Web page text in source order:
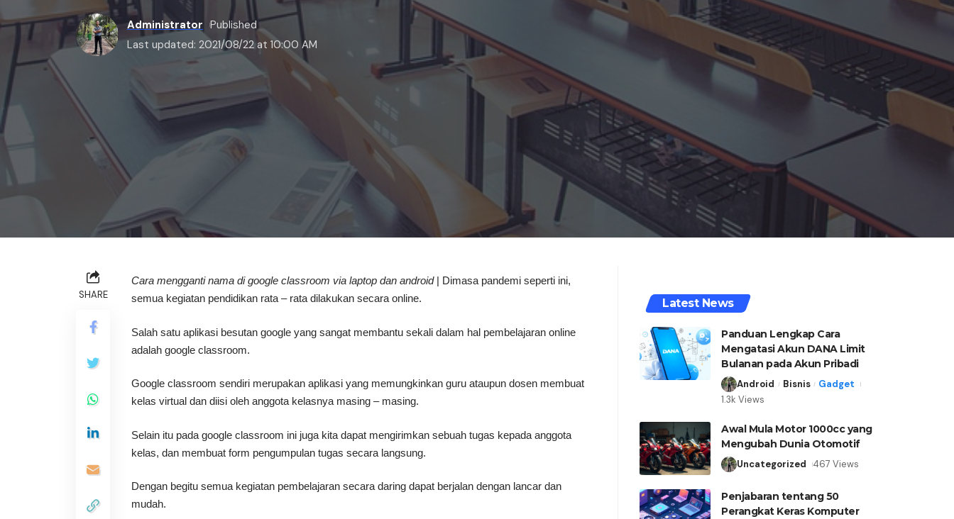
Last updated: 2021/08/22 at 10:00 AM
Administrator Published
SHARE
Cara mengganti nama di google classroom via laptop dan android| Dimasa pandemi seperti ini,
semua kegiatan pendidikan rata – rata dilakukan secara online.
Salah satu aplikasi besutan google yang sangat membantu sekali dalam hal pembelajaran online
adalah google classroom.
Google classroom sendiri merupakan aplikasi yang memungkinkan guru ataupun dosen membuat
kelas virtual dan diisi oleh anggota kelasnya masing – masing.
Selain itu pada google classroom ini juga kita dapat mengirimkan sebuah tugas kepada anggota
kelas, dan membuat form pengumpulan tugas secara langsung.
Dengan begitu semua kegiatan pembelajaran secara daring dapat berjalan dengan lancar dan
mudah.
Latest News
Panduan Lengkap Cara
Mengatasi Akun DANA Limit
Bulanan pada Akun Pribadi
Android Bisnis
Gadget
1.3k Views
Awal Mula Motor 1000cc yang
Mengubah Dunia Otomotif
Uncategorized 467 Views
Penjabaran tentang 50
Perangkat Keras Komputer